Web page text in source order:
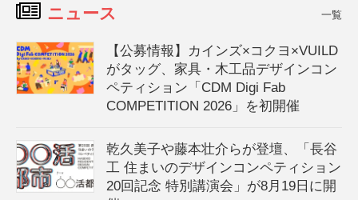
ニュース 一覧
【公募情報】カインズ×コクヨ×VUILD
がタッグ、家具・木工品デザインコン
ペティション「CDM Digi Fab
COMPETITION 2026」を初開催
乾久美子や藤本壮介らが登壇、「長谷
工 住まいのデザインコンペティション
20回記念 特別講演会」が8月19日に開